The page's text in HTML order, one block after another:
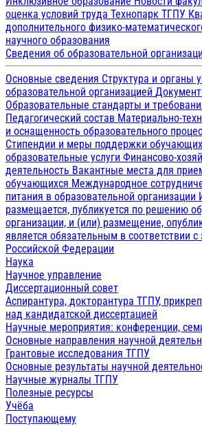
оценка условий труда Технопарк ТГПУ
дополнительного физико-
научного образования
Сведения об образовательной
Основные сведения Структура и органы
образовательной организацией
Образовательные стандарты и
Педагогический состав Материально-
и оснащенность образовательного
Стипендии и меры поддержки
образовательные услуги Финансово-
деятельность Вакантные места для
обучающихся Международное
питания в образовательной организации
размещается, публикуется по решению
организации, и (или) размещение,
является обязательным в соответствии
Российской Федерации
Наука
Научное управление
Диссертационный совет
Аспирантура, докторантура ТГПУ,
над кандидатской диссертацией
Научные мероприятия: конференции,
Основные направления научной
Грантовые исследования ТГПУ
Основные результаты научной
Научные журналы ТГПУ
Полезные ресурсы
Учёба
Поступающему